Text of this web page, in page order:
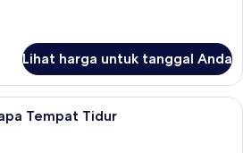
Lihat harga untuk tanggal Anda
Kamar Keluarga, Beberapa Tempat
Tempat Tidur